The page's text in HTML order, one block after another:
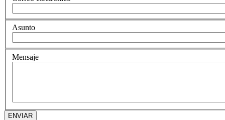
Asunto
Mensaje
ENVIAR